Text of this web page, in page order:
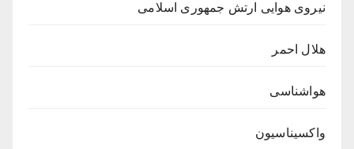
نیروی هوایی ارتش جمهوری اسلامی
هلال احمر
هواشناسی
واکسیناسیون